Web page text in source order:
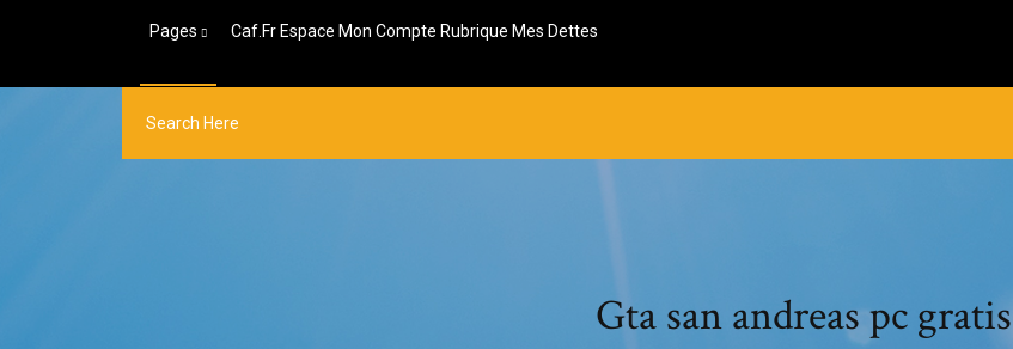
Pages Caf.fr Espace Mon Compte Rubrique Mes Dettes
Gta san andreas pc gratis